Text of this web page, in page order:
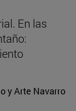
En las
y Arte Navarro